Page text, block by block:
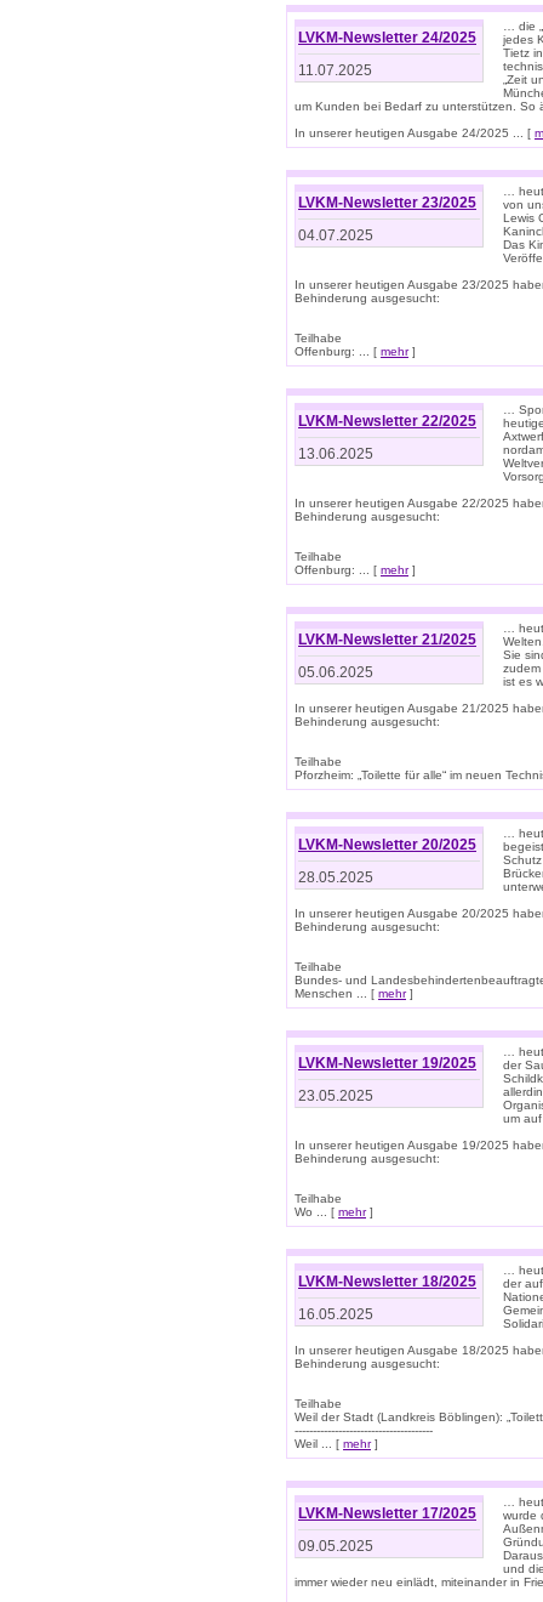
LVKM-Newsletter 24/2025
11.07.2025
… die
jedes
Tietz
„Zeit
um Kunden bei Bedarf zu unterstützen.
In unserer heutigen Ausgabe 24/2025 ... [
LVKM-Newsletter 23/2025
04.07.2025
…
von
Lewis
Das
In unserer heutigen Ausgabe 23/2025
Behinderung ausgesucht:
Teilhabe
Offenburg: ... [ mehr]
LVKM-Newsletter 22/2025
13.06.2025
…
In unserer heutigen Ausgabe 22/2025
Behinderung ausgesucht:
Teilhabe
Offenburg: ... [ mehr]
LVKM-Newsletter 21/2025
05.06.2025
…
Sie
ist es
In unserer heutigen Ausgabe 21/2025
Behinderung ausgesucht:
Teilhabe
Pforzheim: „Toilette für alle“ im neuen
LVKM-Newsletter 20/2025
28.05.2025
…
In unserer heutigen Ausgabe 20/2025
Behinderung ausgesucht:
Teilhabe
Bundes- und
Menschen ... [ mehr]
LVKM-Newsletter 19/2025
23.05.2025
…
der
um
In unserer heutigen Ausgabe 19/2025
Behinderung ausgesucht:
Teilhabe
Wo ... [ mehr]
LVKM-Newsletter 18/2025
16.05.2025
…
der
In unserer heutigen Ausgabe 18/2025
Behinderung ausgesucht:
Teilhabe
Weil der Stadt (Landkreis Böblingen):
--------------------------------------
Weil ... [ mehr]
LVKM-Newsletter 17/2025
09.05.2025
…
wurde
und
immer wieder neu einlädt, miteinander in